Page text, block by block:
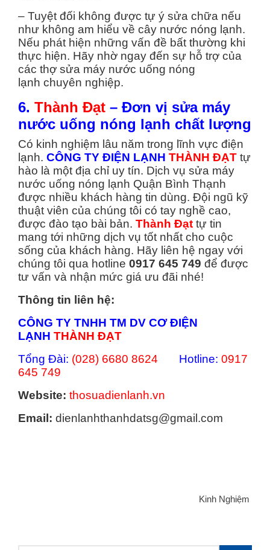
– Tuyệt đối không được tự ý sửa chữa nếu
như không am hiểu về cây nước nóng lạnh.
Nếu phát hiện những vấn đề bất thường khi
thực hiện. Hãy nhờ ngay đến sự hỗ trợ của
các thợ sửa máy nước uống nóng
lạnh chuyên nghiệp.
6. Thành Đạt – Đơn vị sửa máy
nước uống nóng lạnh chất lượng
Có kinh nghiệm lâu năm trong lĩnh vực điện
lạnh. CÔNG TY ĐIỆN LẠNH THÀNH ĐẠT tự
hào là một địa chỉ uy tín. Dịch vụ sửa máy
nước uống nóng lạnh Quận Bình Thạnh
được nhiều khách hàng tin dùng. Đội ngũ kỹ
thuật viên của chúng tôi có tay nghề cao,
được đào tạo bài bản. Thành Đạt tự tin
mang tới những dịch vụ tốt nhất cho cuộc
sống của khách hàng. Hãy liên hệ ngay với
chúng tôi qua hotline 0917 645 749 để được
tư vấn và nhận mức giá ưu đãi nhé!
Thông tin liên hệ:
CÔNG TY TNHH TM DV CƠ ĐIỆN
LẠNH THÀNH ĐẠT
Tổng Đài: (028) 6680 8624 Hotline: 0917
645 749
Website: thosuadienlanh.vn
Email: dienlanhthanhdatsg@gmail.com
Kinh Nghiệm